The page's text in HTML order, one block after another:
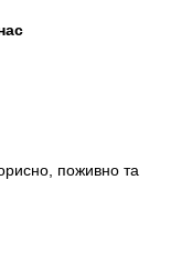
поживно та